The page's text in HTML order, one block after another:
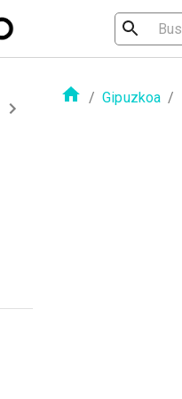
/ Gipuzkoa /